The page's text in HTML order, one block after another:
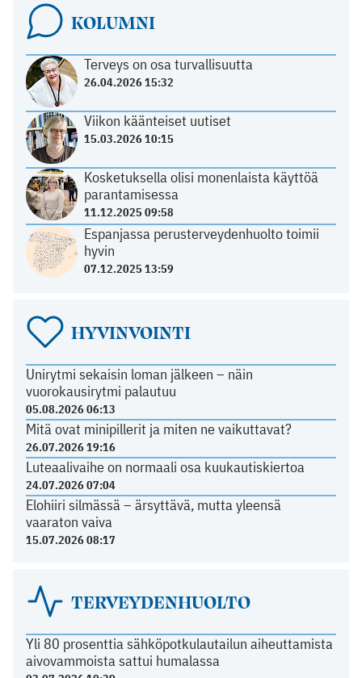
KOLUMNI
Terveys on osa turvallisuutta
26.04.2026 15:32
Viikon käänteiset uutiset
15.03.2026 10:15
Kosketuksella olisi monenlaista käyttöä
parantamisessa
11.12.2025 09:58
Espanjassa perusterveydenhuolto toimii
hyvin
07.12.2025 13:59
HYVINVOINTI
Unirytmi sekaisin loman jälkeen – näin
vuorokausirytmi palautuu
05.08.2026 06:13
Mitä ovat minipillerit ja miten ne vaikuttavat?
26.07.2026 19:16
Luteaalivaihe on normaali osa kuukautiskiertoa
24.07.2026 07:04
Elohiiri silmässä – ärsyttävä, mutta yleensä
vaaraton vaiva
15.07.2026 08:17
TERVEYDENHUOLTO
Yli 80 prosenttia sähköpotkulautailun aiheuttamista
aivovammoista sattui humalassa